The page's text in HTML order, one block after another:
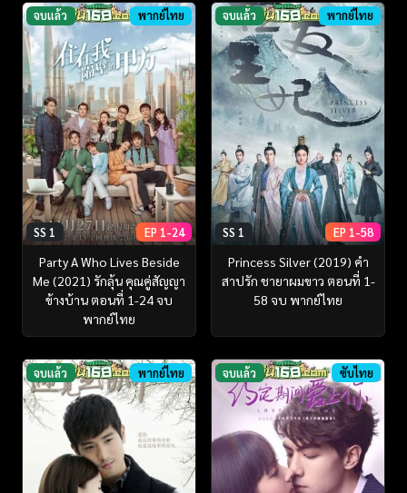
จบแล้ว พากย์ไทย
SS 1 EP 1-24
Party A Who Lives Beside
Me (2021) รักลุ้น คุณคู่สัญญา
ข้างบ้าน ตอนที่ 1-24 จบ
พากย์ไทย
จบแล้ว พากย์ไทย
SS 1 EP 1-58
Princess Silver (2019) คำ
สาปรัก ชายาผมขาว ตอนที่ 1-
58 จบ พากย์ไทย
จบแล้ว พากย์ไทย จบแล้ว ซับไทย